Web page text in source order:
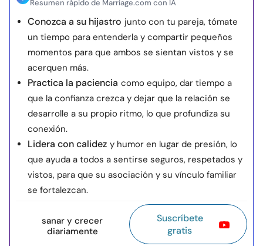
nosotros
© Copyright 2026. Todos los derechos reservados.
Resumen rápido de Marriage.com con IA
Conozca a su hijastro junto con tu pareja, tómate
un tiempo para entenderla y compartir pequeños
momentos para que ambos se sientan vistos y se
acerquen más.
Practica la paciencia como equipo, dar tiempo a
que la confianza crezca y dejar que la relación se
desarrolle a su propio ritmo, lo que profundiza su
conexión.
Lidera con calidez y humor en lugar de presión, lo
que ayuda a todos a sentirse seguros, respetados y
vistos, para que su asociación y su vínculo familiar
se fortalezcan.
sanar y crecer
diariamente
Suscríbete
gratis